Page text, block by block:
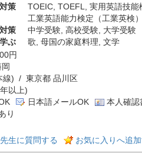
策
TOEIC, TOEFL 実用英語技能
工業英語能力検定（工業英検）
策
中学受験, 高校受験, 大学受験
ぶ
歌 母国の家庭料理 文学
円
線) / 東京都 品川区
以上)
日本語メールOK
本人確認
り
生に質問する お気に入りへ追